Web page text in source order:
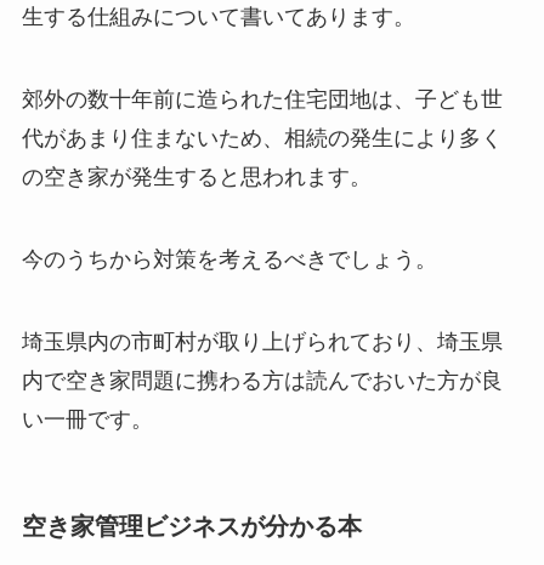
生する仕組みについて書いてあります。
郊外の数十年前に造られた住宅団地は、子ども世
代があまり住まないため、相続の発生により多く
の空き家が発生すると思われます。
今のうちから対策を考えるべきでしょう。
埼玉県内の市町村が取り上げられており、埼玉県
内で空き家問題に携わる方は読んでおいた方が良
い一冊です。
空き家管理ビジネスが分かる本